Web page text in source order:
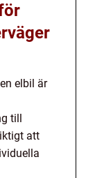
elbil är
till
att